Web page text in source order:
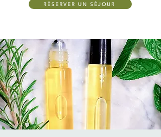
RÉSERVER UN SÉJOUR